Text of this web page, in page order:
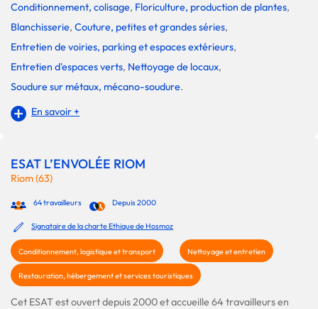
Conditionnement, colisage, Floriculture, production de plantes,
Blanchisserie, Couture, petites et grandes séries,
Entretien de voiries, parking et espaces extérieurs,
Entretien d'espaces verts, Nettoyage de locaux,
Soudure sur métaux, mécano-soudure.
En savoir +
ESAT L’ENVOLÉE RIOM
Riom (63)
64 travailleurs Depuis 2000
Signataire de la charte Ethique de Hosmoz
Conditionnement, logistique et transport Nettoyage et entretien
Restauration, hébergement et services touristiques
Cet ESAT est ouvert depuis 2000 et accueille 64 travailleurs en